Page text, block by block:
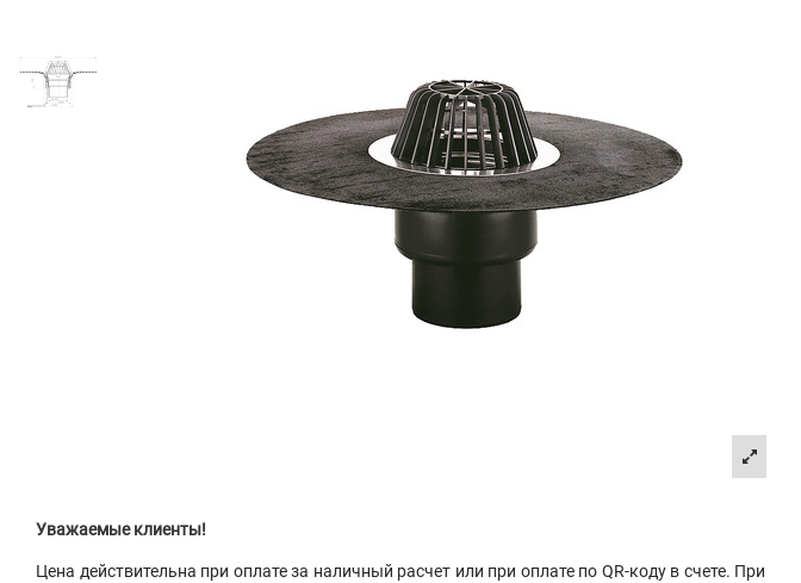
Уважаемые клиенты!
Цена действительна при оплате за наличный расчет или при оплате по QR-коду в счете. При